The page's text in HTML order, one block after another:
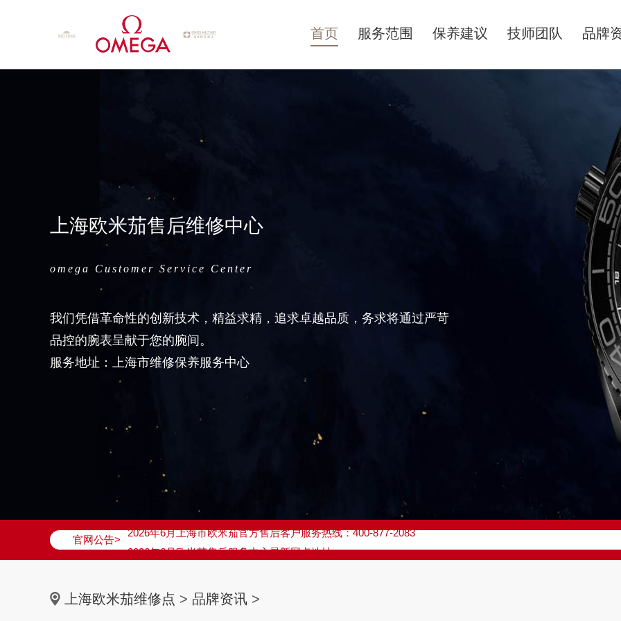
首页 服务范围 保养建议 技师团队 品牌
上海欧米茄售后维修中心
omega Customer Service Center
我们凭借革命性的创新技术，精益求精，追求卓越品质，务求将通过严苛
品控的腕表呈献于您的腕间。
服务地址：上海市维修保养服务中心
官网公告>
2026年6月欧米茄上海市售后服务网络优化升级公告
2026年6月上海市欧米茄官方售后客户服务热线：400-877-2083
2026年6月欧米茄售后服务中心最新网点地址：
上海市黄浦区南京东路299号宏伊国际广场写字楼8层806室（需提前预约）
上海欧米茄维修点 > 品牌资讯 >